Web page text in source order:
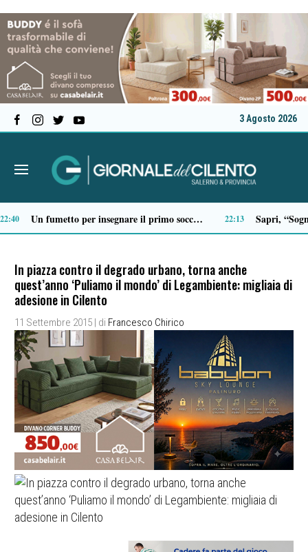
3 Agosto 2026
19:19 Scario, Sorrentino: «Barche troppo vicine alla costa della Molara, più controlli» 19:18
In piazza contro il degrado urbano, torna anche
quest’anno ‘Puliamo il mondo’ di Legambiente: migliaia di
adesione in Cilento
11 Settembre 2015 | di Francesco Chirico